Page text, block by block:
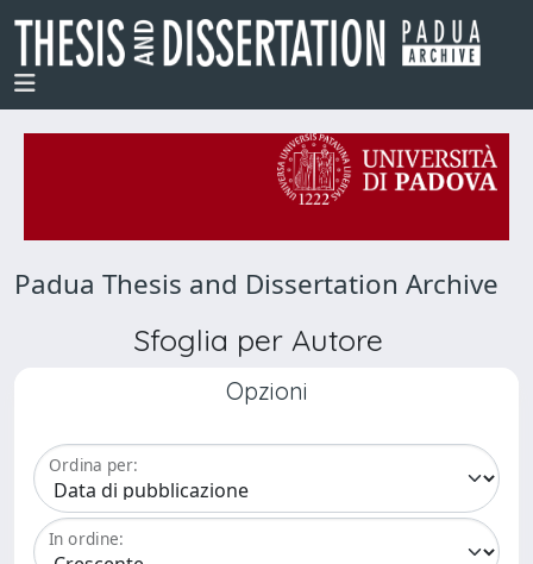
Padua Thesis and Dissertation Archive
Sfoglia per Autore
Opzioni
Ordina per:
In ordine: